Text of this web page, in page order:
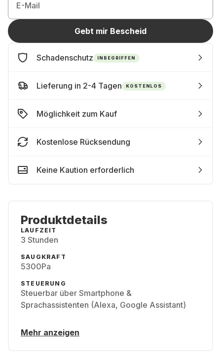
E-Mail
Gebt mir Bescheid
Schadenschutz INBEGRIFFEN
Lieferung in 2-4 Tagen KOSTENLOS
Möglichkeit zum Kauf
Kostenlose Rücksendung
Keine Kaution erforderlich
Produktdetails
LAUFZEIT
3 Stunden
SAUGKRAFT
5300Pa
STEUERUNG
Steuerbar über Smartphone &
Sprachassistenten (Alexa, Google Assistant)
Mehr anzeigen